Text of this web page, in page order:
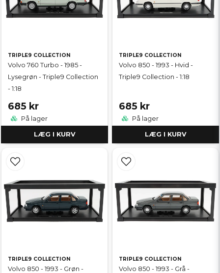
TRIPLE9 COLLECTION
Volvo 760 Turbo - 1985 -
Lysegrøn - Triple9 Collection
- 1:18
685 kr
På lager
LÆG I KURV
TRIPLE9 COLLECTION
Volvo 850 - 1993 - Hvid -
Triple9 Collection - 1:18
685 kr
På lager
LÆG I KURV
TRIPLE9 COLLECTION
Volvo 850 - 1993 - Grøn -
TRIPLE9 COLLECTION
Volvo 850 - 1993 - Grå -